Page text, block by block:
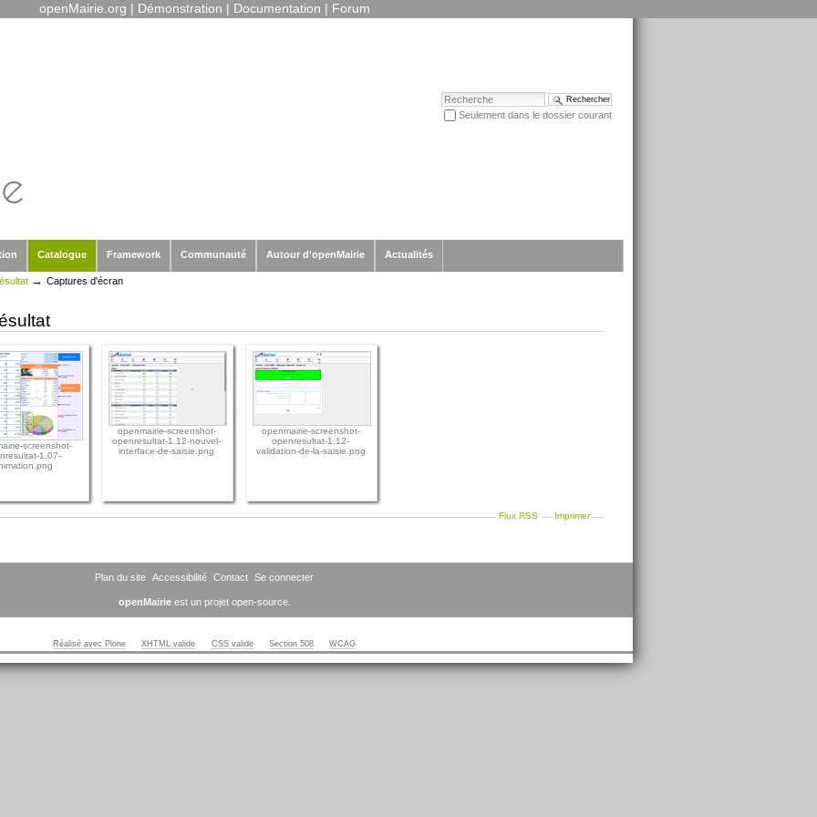
openMairie.org | Démonstration | Documentation | Forum
Chercher par
Seulement dans le dossier courant
Catalogue Framework Communauté Autour d'openMairie Actualités
→ Captures d'écran
screenshot-
1.07-
openmairie-screenshot-
openresultat-1.12-nouvel-
interface-de-saisie.png
openmairie-screenshot-
openresultat-1.12-
validation-de-la-saisie.png
Flux RSS Imprimer
Plan du site Accessibilité Contact Se connecter
openMairieest un projet open-source.
Réalisé avec Plone XHTML valide CSS valide Section 508 WCAG